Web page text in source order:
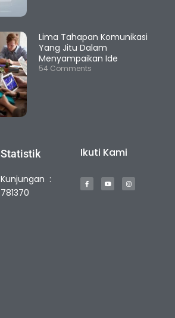
Lima Tahapan Komunikasi
Yang Jitu Dalam
Menyampaikan Ide
54 Comments
Statistik
Kunjungan :
781370
Ikuti Kami
a
c
e
o
u
t
n
s
t